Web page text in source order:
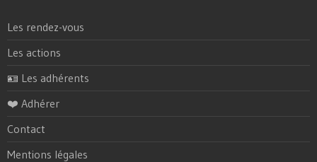
Les rendez-vous
Les actions
🪪 Les adhérents
❤️ Adhérer
Contact
Mentions légales